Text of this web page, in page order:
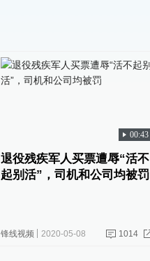
00:43
退役残疾军人买票遭辱“活不
起别活”，司机和公司均被罚
锋线视频 2020-05-08 1014